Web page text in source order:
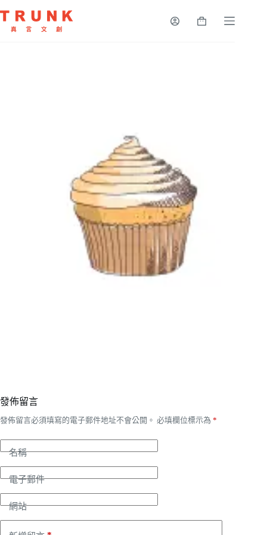
發佈留言
發佈留言必須填寫的電子郵件地址不會公開。 必填欄位標示為 *
名稱
電子郵件
網站